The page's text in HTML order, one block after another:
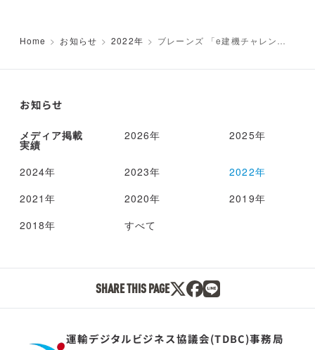
Home お知らせ 2022年
ブレーンズ 「e建機チャレンジ
お知らせ
メディア掲載
実績
2026年 2025年
2024年 2023年
2022年
2021年
2020年
2019年
2018年
すべて
SHARE THIS PAGE
運輸デジタルビジネス協議会(TDBC)事務局